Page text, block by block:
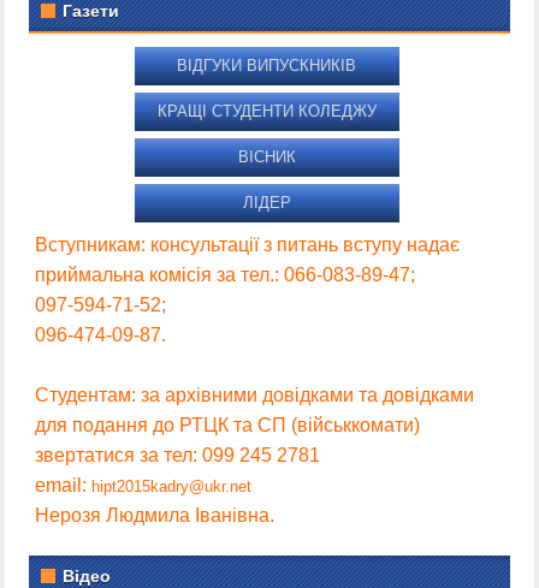
Газети
ВІДГУКИ ВИПУСКНИКІВ
КРАЩІ СТУДЕНТИ КОЛЕДЖУ
ВІСНИК
ЛІДЕР
Вступникам: консультації з питань вступу надає
приймальна комісія за тел.: 066-083-89-47;
097-594-71-52;
096-474-09-87.
Студентам: за архівними довідками та довідками
для подання до РТЦК та СП (військкомати)
звертатися за тел: 099 245 2781
email:hipt2015kadry@ukr.net
Нерозя Людмила Іванівна.
Відео